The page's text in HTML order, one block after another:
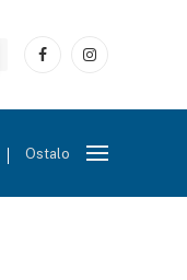
FacebookInstagram
Ostalo